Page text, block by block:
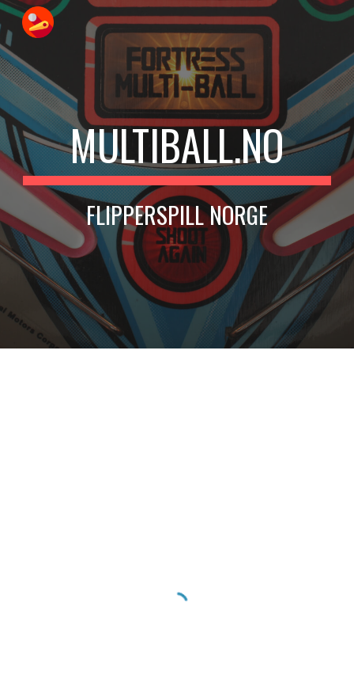
Skip to main content Skip to navigation
MULTIBALL.NO
FLIPPERSPILL NORGE